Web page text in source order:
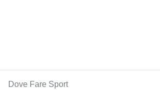
Dove Fare Sport